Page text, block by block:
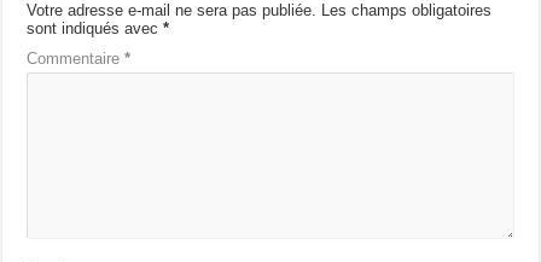
Votre adresse e-mail ne sera pas publiée. Les champs obligatoires
sont indiqués avec*
Commentaire*